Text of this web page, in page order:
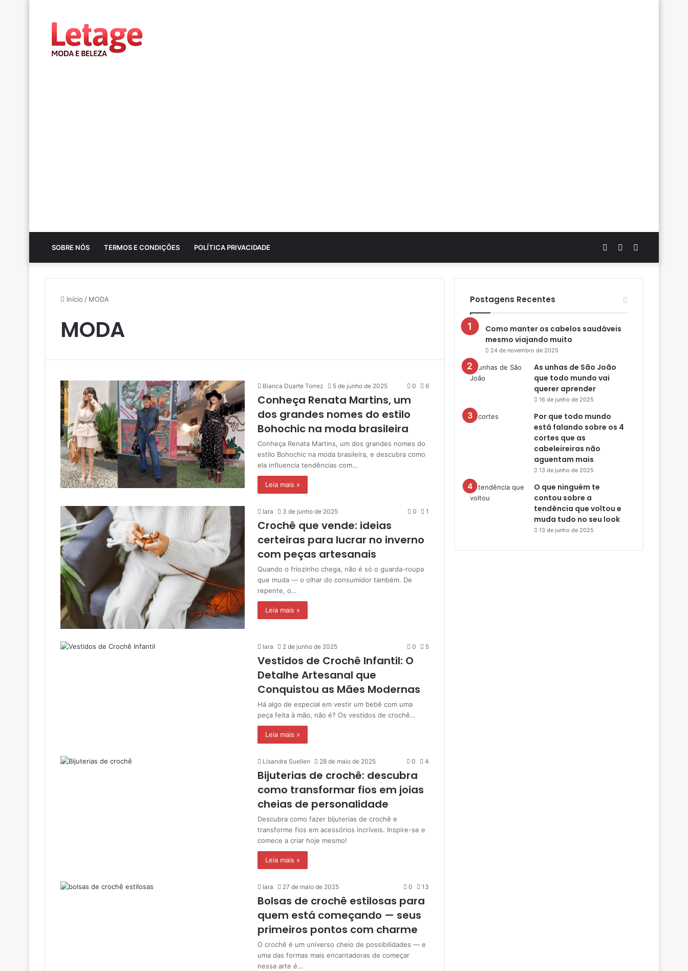
SOBRE NÓS TERMOS E CONDIÇÕES POLÍTICA PRIVACIDADE
por
Switch
skin
Artigo
aleatório
Início / MODA
MODA
Bianca Duarte Torrez 5 de junho de 2025 0 6
Conheça Renata Martins, um
dos grandes nomes do estilo
Bohochic na moda brasileira
Conheça Renata Martins, um dos grandes nomes do
estilo Bohochic na moda brasileira, e descubra como
ela influencia tendências com…
Leia mais »
Iara 3 de junho de 2025 0 1
Crochê que vende: ideias
certeiras para lucrar no inverno
com peças artesanais
Quando o friozinho chega, não é só o guarda-roupa
que muda — o olhar do consumidor também. De
repente, o…
Leia mais »
Iara 2 de junho de 2025 0 5
Vestidos de Crochê Infantil: O
Detalhe Artesanal que
Conquistou as Mães Modernas
Há algo de especial em vestir um bebê com uma
peça feita à mão, não é? Os vestidos de crochê…
Leia mais »
Lisandra Suellen 28 de maio de 2025 0 4
Bijuterias de crochê: descubra
como transformar fios em joias
cheias de personalidade
Descubra como fazer bijuterias de crochê e
transforme fios em acessórios incríveis. Inspire-se e
comece a criar hoje mesmo!
Leia mais »
Iara 27 de maio de 2025 0 13
Bolsas de crochê estilosas para
quem está começando — seus
primeiros pontos com charme
O crochê é um universo cheio de possibilidades — e
uma das formas mais encantadoras de começar
nessa arte é…
Postagens Recentes
Como manter os cabelos saudáveis
mesmo viajando muito
24 de novembro de 2025
As unhas de São João
que todo mundo vai
querer aprender
16 de junho de 2025
Por que todo mundo
está falando sobre os 4
cortes que as
cabeleireiras não
aguentam mais
13 de junho de 2025
O que ninguém te
contou sobre a
tendência que voltou e
muda tudo no seu look
13 de junho de 2025